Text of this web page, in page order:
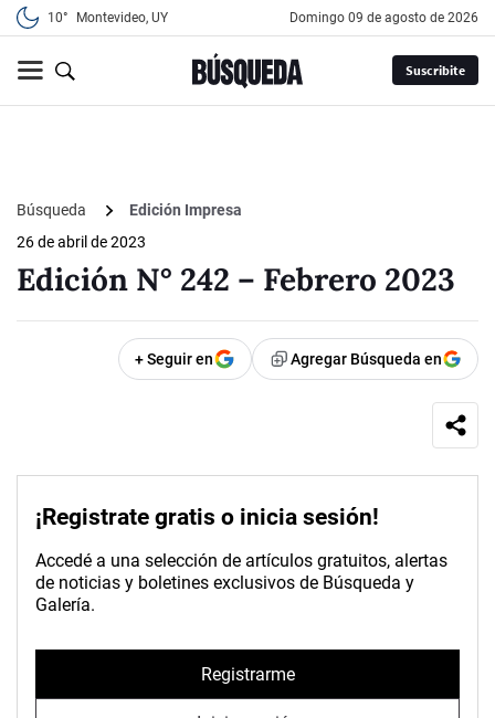
10° Montevideo, UY domingo 09 de agosto de 2026
Suscribite
Búsqueda
Edición Impresa
26 de abril de 2023
Edición N° 242 – Febrero 2023
+ Seguir en Agregar Búsqueda en
¡Registrate gratis o inicia sesión!
Accedé a una selección de artículos gratuitos, alertas
de noticias y boletines exclusivos de Búsqueda y
Galería.
Registrarme